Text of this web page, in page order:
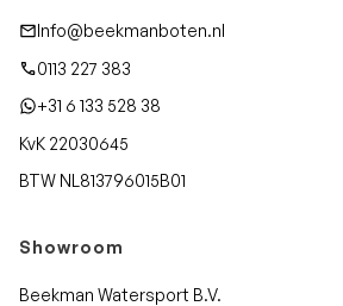
Info@beekmanboten.nl
0113 227 383
+31 6 133 528 38
KvK 22030645
BTW NL813796015B01
Showroom
Beekman Watersport B.V.